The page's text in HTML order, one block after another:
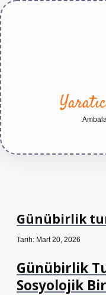
Günübirlik
Tarih: Mart 20, 2026
Günübirlik
Sosyolojik